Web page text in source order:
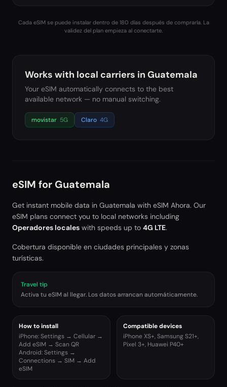
Cada eSIM se puede instalar dentro de 180 días después de comprarla. La
validez del plan empieza al conectarte.
Works with local carriers in Guatemala
Your eSIM automatically connects to the best
available network — no manual switching.
movistar 5G Claro 4G
eSIM for Guatemala
Get instant mobile data in Guatemala with eSIM Ahora. Our
eSIM plans connect you to local networks including
Operadores locales with speeds up to 4G LTE.
Cobertura disponible en ciudades principales y zonas
turísticas.
Travel tip
Activa tu eSIM al llegar. Los datos arrancan automáticamente.
How to install
iPhone: Settings → Cellular →
Add eSIM → Scan QR
Android: Settings →
Connections → SIM → Add
eSIM
Compatible devices
iPhone XS+, Samsung S21+,
Pixel 3+, Huawei P40+